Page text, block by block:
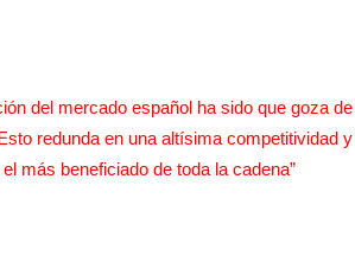
del mercado español ha sido que goza de
redunda en una altísima competitividad y
más beneficiado de toda la cadena”